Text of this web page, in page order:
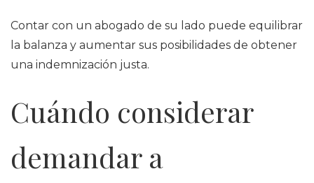
Contar con un abogado de su lado puede equilibrar
la balanza y aumentar sus posibilidades de obtener
una indemnización justa.
Cuándo considerar
demandar a